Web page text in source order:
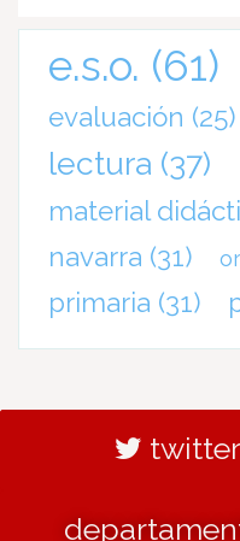
e.s.o. (61)
evaluación (25)
lectura (37)
material
navarra (31)
primaria (31)
twitter